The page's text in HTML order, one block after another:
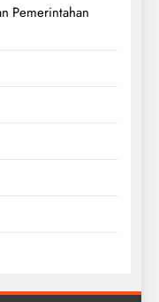
Pemerintahan